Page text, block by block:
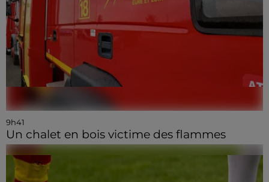
9h41
Un chalet en bois victime des flammes